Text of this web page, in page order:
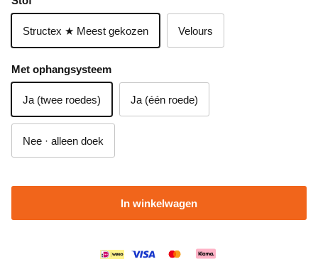
Structex ★ Meest gekozen Velours
Met ophangsysteem
Ja (twee roedes) Ja (één roede)
Nee · alleen doek
In winkelwagen